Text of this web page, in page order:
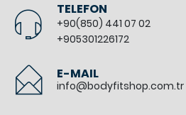
TELEFON
+90(850) 441 07 02
+905301226172
E-MAIL
info@bodyfitshop.com.tr